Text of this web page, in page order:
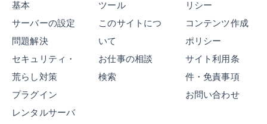
基本
サーバーの設定
問題解決
セキュリティ・
荒らし対策
プラグイン
レンタルサーバ
ツール
このサイトにつ
いて
お仕事の相談
検索
リシー
コンテンツ作成
ポリシー
サイト利用条
件・免責事項
お問い合わせ